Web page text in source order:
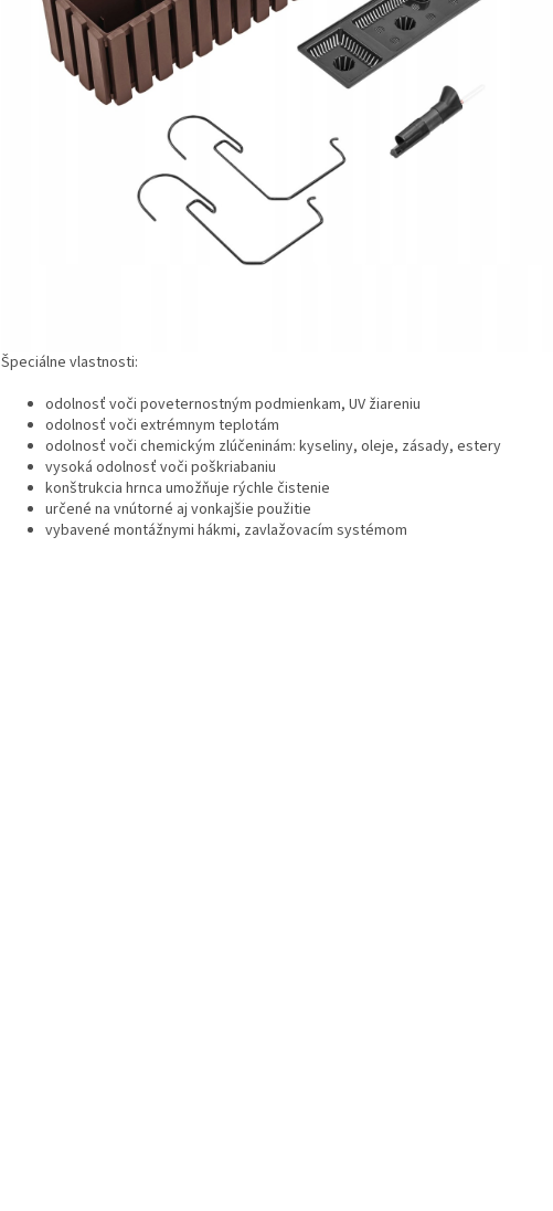
Špeciálne vlastnosti:
odolnosť voči poveternostným podmienkam, UV žiareniu
odolnosť voči extrémnym teplotám
odolnosť voči chemickým zlúčeninám: kyseliny, oleje, zásady, estery
vysoká odolnosť voči poškriabaniu
konštrukcia hrnca umožňuje rýchle čistenie
určené na vnútorné aj vonkajšie použitie
vybavené montážnymi hákmi, zavlažovacím systémom